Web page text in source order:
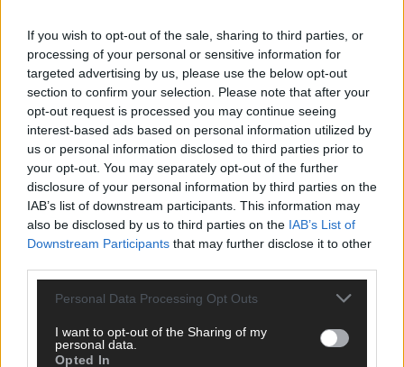
If you wish to opt-out of the sale, sharing to third parties, or
processing of your personal or sensitive information for
targeted advertising by us, please use the below opt-out
section to confirm your selection. Please note that after your
opt-out request is processed you may continue seeing
interest-based ads based on personal information utilized by
us or personal information disclosed to third parties prior to
your opt-out. You may separately opt-out of the further
disclosure of your personal information by third parties on the
IAB’s list of downstream participants. This information may
also be disclosed by us to third parties on the IAB’s List of
Downstream Participants that may further disclose it to other
Personal Data Processing Opt Outs
I want to opt-out of the Sharing of my
personal data.
Opted In
AD